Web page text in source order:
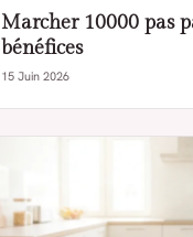
Marcher 10000 pas
bénéfices
15 Juin 2026